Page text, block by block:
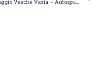
Lavaggio Vasche Vazia – Autospurgo Panitti Claudio